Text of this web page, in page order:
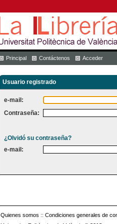
Principal Contáctenos Acceder
Usuario registrado
e-mail:
Contraseña:
¿Olvidó su contraseña?
e-mail:
Quienes somos :: Condiciones generales de